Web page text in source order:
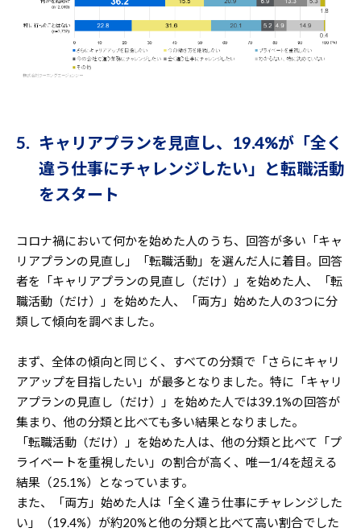
5. キャリアプランを見直し、19.4%が「全く
違う仕事にチャレンジしたい」と転職活動
をスタート
コロナ禍において何かを始めた人のうち、回答が多い「キャ
リアプランの見直し」「転職活動」を選んだ人に着目。回答
者を「キャリアプランの見直し（だけ）」を始めた人、「転
職活動（だけ）」を始めた人、「両方」始めた人の3つに分
類して傾向を調べました。
まず、全体の傾向と同じく、すべての分類で「さらにキャリ
アアップを目指したい」が最多となりました。特に「キャリ
アプランの見直し（だけ）」を始めた人では39.1%の回答が
集まり、他の分類と比べても多い結果となりました。
「転職活動（だけ）」を始めた人は、他の分類と比べて「プ
ライベートを重視したい」の割合が高く、唯一1/4を超える
結果（25.1%）となっています。
また、「両方」始めた人は「全く違う仕事にチャレンジした
い」（19.4%）が約20%と他の分類と比べて高い割合でした